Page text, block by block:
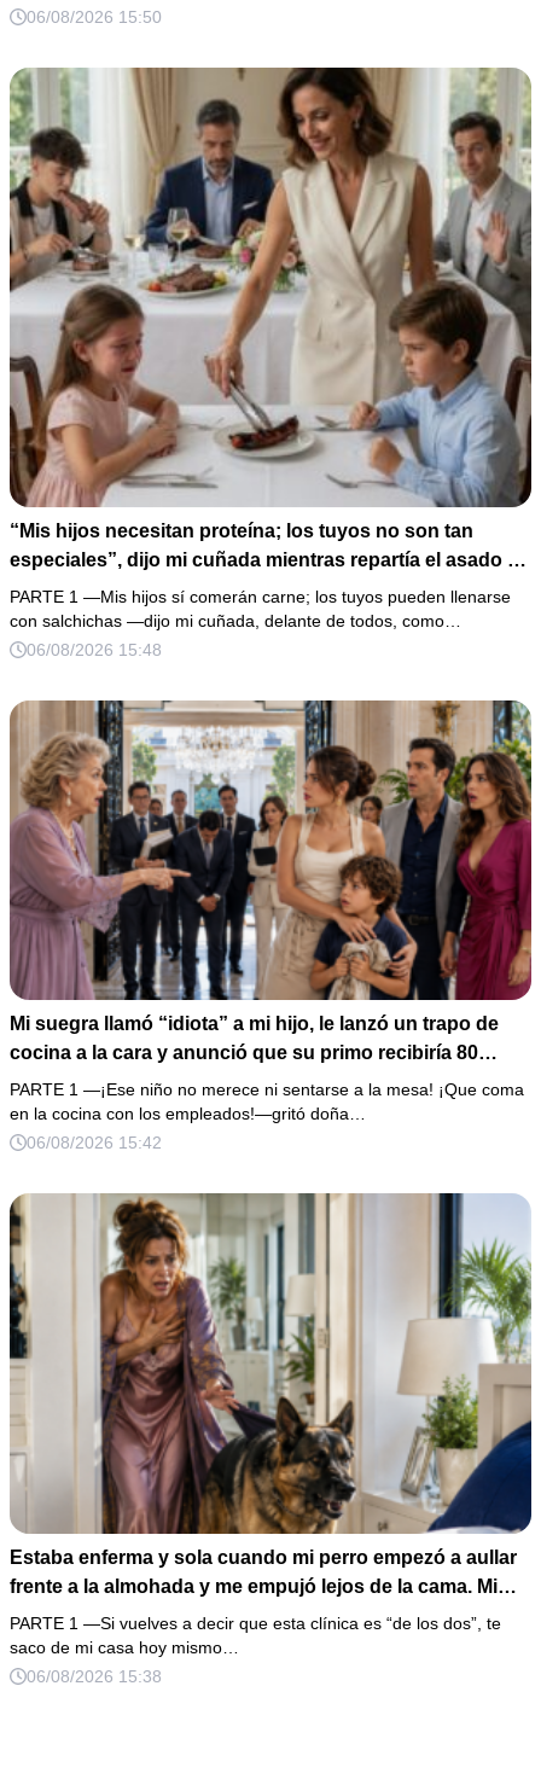
cancelar el depósito mensual descubrí que llevaba años
de humillarlo.
06/08/2026 15:50
“Mis hijos necesitan proteína; los tuyos no son tan
especiales”, dijo mi cuñada mientras repartía el asado y
hacía llorar a mi hija. Mi esposo me pidió que no armara
un escándalo, así que guardé silencio, terminé un pastel
de boda de 8,000 pesos y coloqué sobre la mesa un
PARTE 1 —Mis hijos sí comerán carne; los tuyos pueden llenarse
con salchichas —dijo mi cuñada, delante de todos, como…
06/08/2026 15:48
Mi suegra llamó “idiota” a mi hijo, le lanzó un trapo de
cocina a la cara y anunció que su primo recibiría 80
millones y el 50% de las acciones: “Aprende cuál es tu
lugar”. Permanecí en silencio hasta que terminaron de
firmar; entonces mostré una grabación y alguien llamó a
PARTE 1 —¡Ese niño no merece ni sentarse a la mesa! ¡Que coma
en la cocina con los empleados!—gritó doña…
06/08/2026 15:42
Estaba enferma y sola cuando mi perro empezó a aullar
frente a la almohada y me empujó lejos de la cama. Mi
esposo regresó un día antes y susurró: “Acuéstate,
amor, yo te cuidaré”. Fingí obedecer, pero escondí una
grabadora bajo la cobija… Esa noche escuché por qué
PARTE 1 —Si vuelves a decir que esta clínica es “de los dos”, te
saco de mi casa hoy mismo…
06/08/2026 15:38